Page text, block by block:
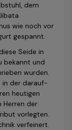
dem
wie noch vor
gespannt.
Seide in
bekannt und
wurden.
in der da­rauf­
heutigen
Herren der
vorlegten.
verfeinert.